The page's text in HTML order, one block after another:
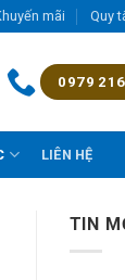
mãi Quy
0979
LIÊN HỆ
TIN